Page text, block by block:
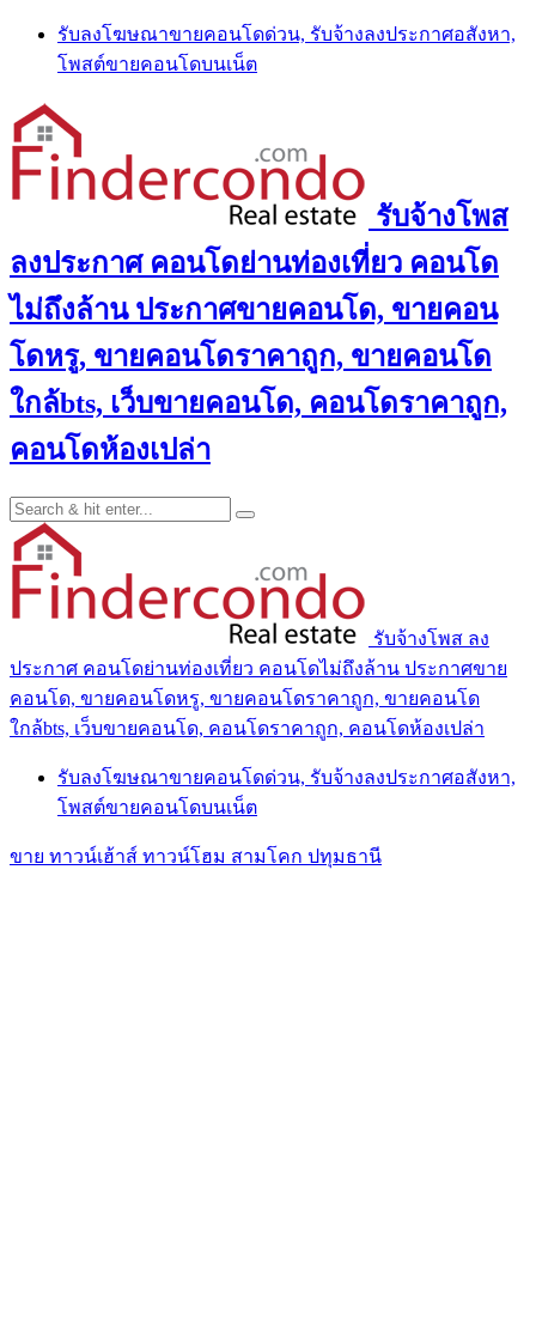
Skip
content
รับลงโฆษณาขายคอนโดด่วน, รับจ้างลงประกาศอสังหา,
โพสต์ขายคอนโดบนเน็ต
รับจ้างโพส
ลงประกาศ คอนโดย่านท่องเที่ยว คอนโด
ไม่ถึงล้าน ประกาศขายคอนโด, ขายคอน
โดหรู, ขายคอนโดราคาถูก, ขายคอนโด
ใกล้bts, เว็บขายคอนโด, คอนโดราคาถูก,
คอนโดห้องเปล่า
รับจ้างโพส ลง
ประกาศ คอนโดย่านท่องเที่ยว คอนโดไม่ถึงล้าน ประกาศขาย
คอนโด, ขายคอนโดหรู, ขายคอนโดราคาถูก, ขายคอนโด
ใกล้bts, เว็บขายคอนโด, คอนโดราคาถูก, คอนโดห้องเปล่า
รับลงโฆษณาขายคอนโดด่วน, รับจ้างลงประกาศอสังหา,
โพสต์ขายคอนโดบนเน็ต
ขาย ทาวน์เฮ้าส์ ทาวน์โฮม สามโคก ปทุมธานี